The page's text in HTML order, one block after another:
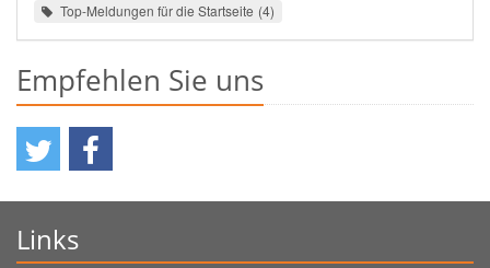
Top-Meldungen für die Startseite 4
Empfehlen Sie uns
Links